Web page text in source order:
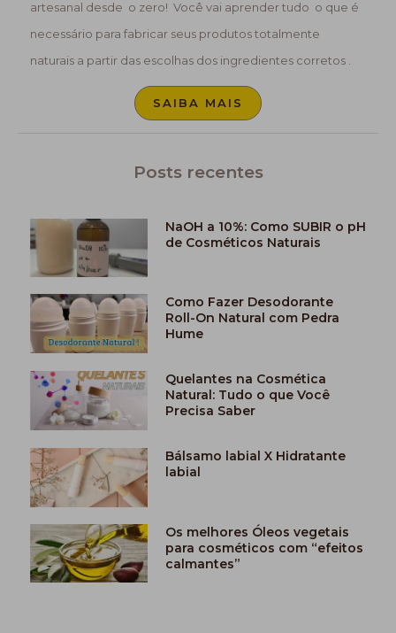
artesanal desde o zero! Você vai aprender tudo o que é
necessário para fabricar seus produtos totalmente
naturais a partir das escolhas dos ingredientes corretos .
SAIBA MAIS
Posts recentes
NaOH a 10%: Como SUBIR o pH
de Cosméticos Naturais
Como Fazer Desodorante
Roll-On Natural com Pedra
Hume
Quelantes na Cosmética
Natural: Tudo o que Você
Precisa Saber
Bálsamo labial X Hidratante
labial
Os melhores Óleos vegetais
para cosméticos com “efeitos
calmantes”